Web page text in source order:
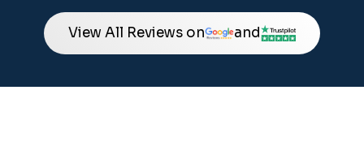
View All Reviews on and